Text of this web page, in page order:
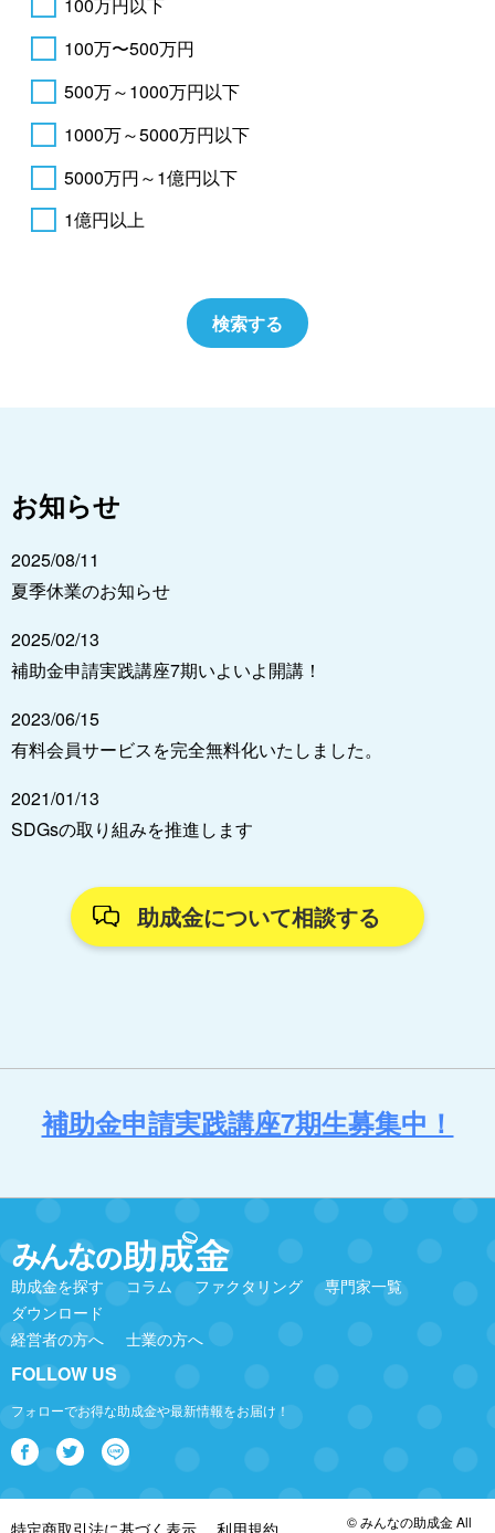
100万円以下
100万〜500万円
500万～1000万円以下
1000万～5000万円以下
5000万円～1億円以下
1億円以上
お知らせ
2025/08/11
夏季休業のお知らせ
2025/02/13
補助金申請実践講座7期いよいよ開講！
2023/06/15
有料会員サービスを完全無料化いたしました。
2021/01/13
SDGsの取り組みを推進します
助成金について相談する
補助金申請実践講座7期生募集中！
助成金を探す コラム ファクタリング
専門家一覧
ダウンロード
経営者の方へ
士業の方へ
FOLLOW US
フォローでお得な助成金や最新情報をお届け！
© みんなの助成金 All